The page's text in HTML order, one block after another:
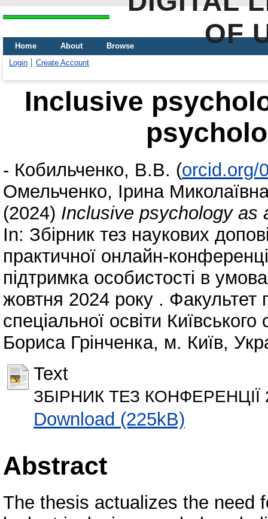
OF
Home About
Browse
Login
Create Account
Inclusive
- Кобильченко, В.В. (orcid.org/
Омельченко, Ірина
(2024) Inclusive psychology as
In: Збірник тез наукових
практичної онлайн-
підтримка особистості в
жовтня 2024 року . Факультет
спеціальної освіти
Бориса Грінченка, м. Київ,
Text
ЗБІРНИК ТЕЗ КОНФЕРЕНЦІЇ
Download (225kB)
Abstract
The thesis actualizes the need